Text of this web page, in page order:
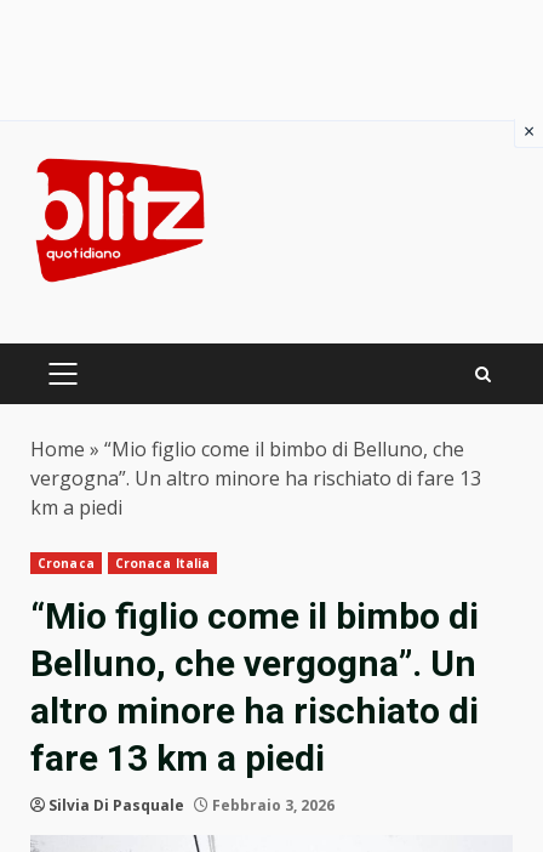
content
PRIMARY
Home » “Mio figlio come il bimbo di Belluno, che
vergogna”. Un altro minore ha rischiato di fare 13
km a piedi
Cronaca Cronaca Italia
“Mio figlio come il bimbo di
Belluno, che vergogna”. Un
altro minore ha rischiato di
fare 13 km a piedi
Silvia Di Pasquale Febbraio 3, 2026
×